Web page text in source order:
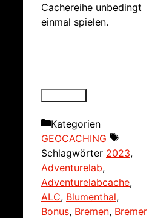
Cachereihe unbedingt
einmal spielen.
Kategorien
GEOCACHING
Schlagwörter 2023,
Adventurelab,
Adventurelabcache,
ALC, Blumenthal,
Bonus, Bremen, Bremer